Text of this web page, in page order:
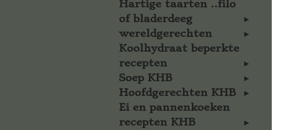
Hartige taarten ..filo
of bladerdeeg
wereldgerechten
Koolhydraat beperkte
recepten
Soep KHB
Hoofdgerechten KHB
Ei en pannenkoeken
recepten KHB